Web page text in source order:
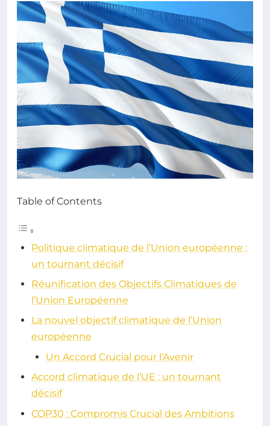
Table of Contents
Politique climatique de l’Union européenne :
un tournant décisif
Réunification des Objectifs Climatiques de
l’Union Européenne
La nouvel objectif climatique de l’Union
européenne
Un Accord Crucial pour l’Avenir
Accord climatique de l’UE : un tournant
décisif
COP30 : Compromis Crucial des Ambitions